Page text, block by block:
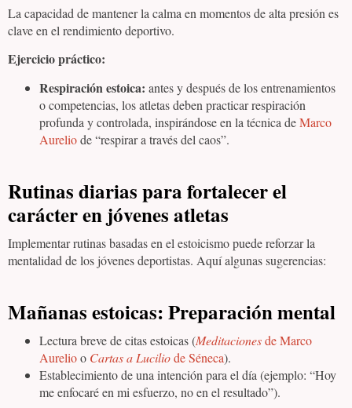
La capacidad de mantener la calma en momentos de alta presión es
clave en el rendimiento deportivo.
Ejercicio práctico:
Respiración estoica: antes y después de los entrenamientos
o competencias, los atletas deben practicar respiración
profunda y controlada, inspirándose en la técnica deMarco
Aureliode “respirar a través del caos”.
Rutinas diarias para fortalecer el
carácter en jóvenes atletas
Implementar rutinas basadas en el estoicismo puede reforzar la
mentalidad de los jóvenes deportistas. Aquí algunas sugerencias:
Mañanas estoicas:Preparación mental
Lectura breve de citas estoicas (Meditacionesde Marco
Aurelioo Cartas a Luciliode Séneca).
Establecimiento de una intención para el día (ejemplo: “Hoy
me enfocaré en mi esfuerzo, no en el resultado”).